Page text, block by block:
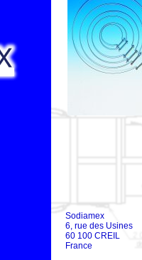
Sodiamex
6, rue des Usines
60 100 CREIL
France